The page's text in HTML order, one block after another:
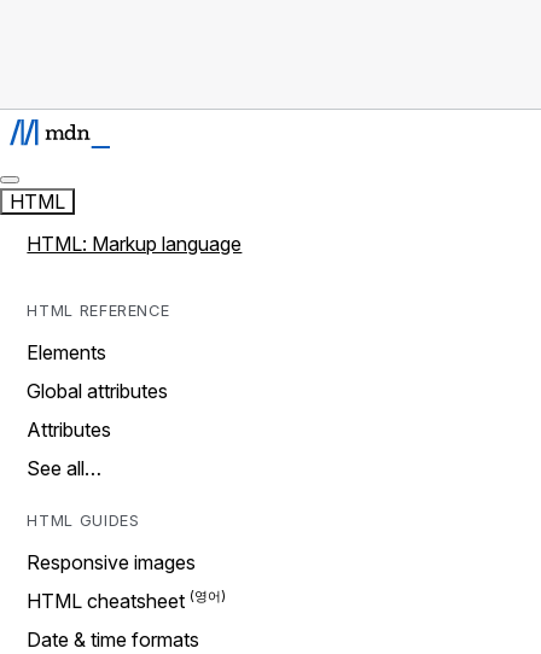
HTML
HTML: Markup language
HTML REFERENCE
Elements
Global attributes
Attributes
See all…
HTML GUIDES
Responsive images
HTML cheatsheet
Date & time formats